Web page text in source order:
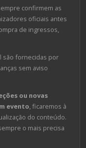
confirmem as
oficiais antes
de ingressos,
são fornecidas por
sem aviso
ou novas
evento, ficaremos à
do conteúdo.
o mais precisa